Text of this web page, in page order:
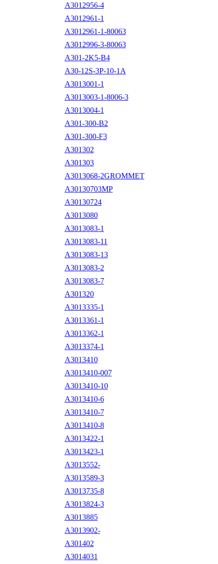
A3012956-4
A3012961-1
A3012961-1-80063
A3012996-3-80063
A301-2K5-B4
A30-12S-3P-10-1A
A3013001-1
A3013003-1-8006-3
A3013004-1
A301-300-B2
A301-300-F3
A301302
A301303
A3013068-2GROMMET
A30130703MP
A30130724
A3013080
A3013083-1
A3013083-11
A3013083-13
A3013083-2
A3013083-7
A301320
A3013335-1
A3013361-1
A3013362-1
A3013374-1
A3013410
A3013410-007
A3013410-10
A3013410-6
A3013410-7
A3013410-8
A3013422-1
A3013423-1
A3013552-
A3013589-3
A3013735-8
A3013824-3
A3013885
A3013902-
A301402
A3014031